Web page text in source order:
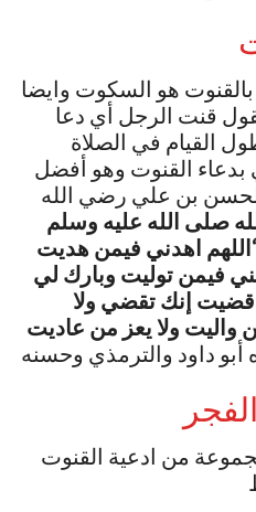
هو السكوت وايضا
قنت الرجل أي دعا
القيام في الصلاة
القنوت وهو أفضل
بن علي رضي الله
صلى الله عليه وسلم
اهدني فيمن هديت
فيمن توليت وبارك لي
إنك تقضي ولا
واليت ولا يعز من عاديت
أبو داود والترمذي وحسنه
من ادعية القنوت